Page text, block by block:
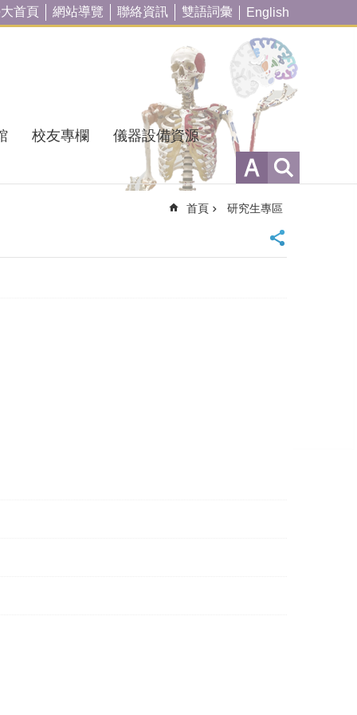
首頁 網站導覽 聯絡資訊 雙語詞彙 English
校友專欄
儀器設備資源
首頁 研究生專區